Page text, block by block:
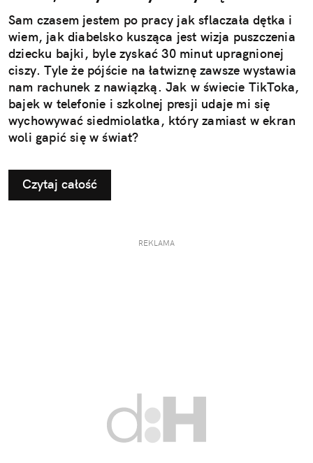
Sam czasem jestem po pracy jak sflaczała dętka i
wiem, jak diabelsko kusząca jest wizja puszczenia
dziecku bajki, byle zyskać 30 minut upragnionej
ciszy. Tyle że pójście na łatwiznę zawsze wystawia
nam rachunek z nawiązką. Jak w świecie TikToka,
bajek w telefonie i szkolnej presji udaje mi się
wychowywać siedmiolatka, który zamiast w ekran
woli gapić się w świat?
Czytaj całość
REKLAMA